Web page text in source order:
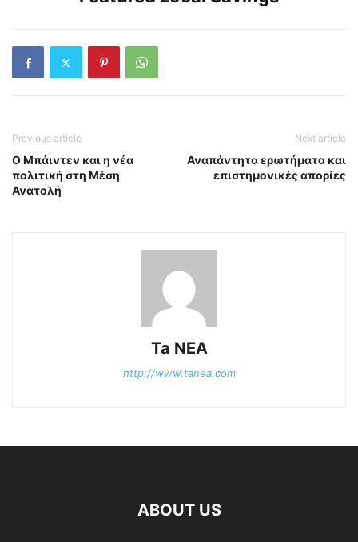
Previous article
Ο Μπάιντεν και η νέα
πολιτική στη Μέση
Ανατολή
Next article
Αναπάντητα ερωτήματα και
επιστημονικές απορίες
Ta NEA
http://www.tanea.com
ABOUT US